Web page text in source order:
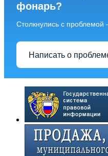
фонарь?
Столкнулись с
Написать о